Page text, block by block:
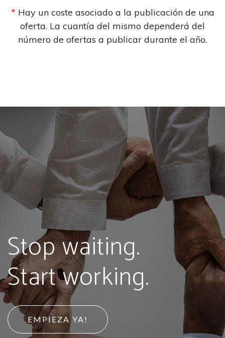
* Hay un coste asociado a la publicación de una
oferta. La cuantía del mismo dependerá del
número de ofertas a publicar durante el año.
Stop waiting.
Start working.
EMPIEZA YA!